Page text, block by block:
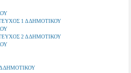
1 Δ ΔΗΜΟΤΙΚΟΥ
2 Δ ΔΗΜΟΤΙΚΟΥ
Δ ΔΗΜΟΤΙΚΟΥ